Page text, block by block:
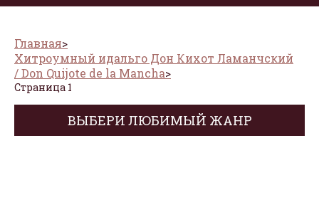
Главная
Хитроумный идальго Дон Кихот Ламанчский
/ Don Quijote de la Mancha
Страница 1
ВЫБЕРИ ЛЮБИМЫЙ ЖАНР